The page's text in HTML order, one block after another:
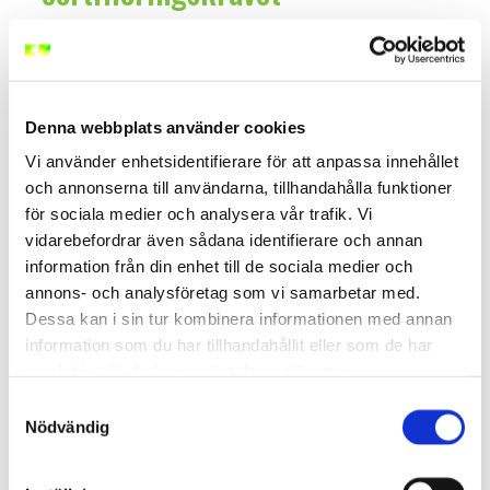
Denna webbplats använder cookies
Vi använder enhetsidentifierare för att anpassa innehållet
och annonserna till användarna, tillhandahålla funktioner
för sociala medier och analysera vår trafik. Vi
vidarebefordrar även sådana identifierare och annan
information från din enhet till de sociala medier och
annons- och analysföretag som vi samarbetar med.
Dessa kan i sin tur kombinera informationen med annan
information som du har tillhandahållit eller som de har
Nödvändig
APV 2.2 infördes för att stärka trafiksäkerheten och
utmärkning, vilket ökade risken för felplaceringar,
bristfälliga skyddszoner och otydlig skyltning.
Trafikverket valde därför att införa en tydlig
certifiering där du som utmärkningsansvarig måste:
Visa att du kan tillämpa regler i praktiken
Förstå konsekvenserna av felaktig utmärkning
Kommunicera och samverka med både
arbetsledare och övrig personal
Genom att tydliggöra kravet på APV 2.2 säkerställs
den mest kritiska delen av säkerhetsarbetet i
vägmiljö.